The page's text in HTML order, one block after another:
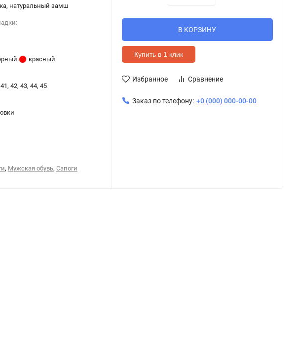
натуральный замш
красный
42, 43, 44, 45
, Мужская обувь, Сапоги
В КОРЗИНУ
Купить в 1 клик
Избранное Сравнение
Заказ по телефону: +0 (000) 000-00-00